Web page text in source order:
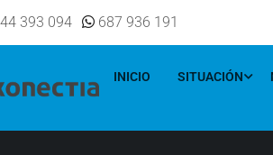
393 094 687 936 191
INICIO SITUACIÓN